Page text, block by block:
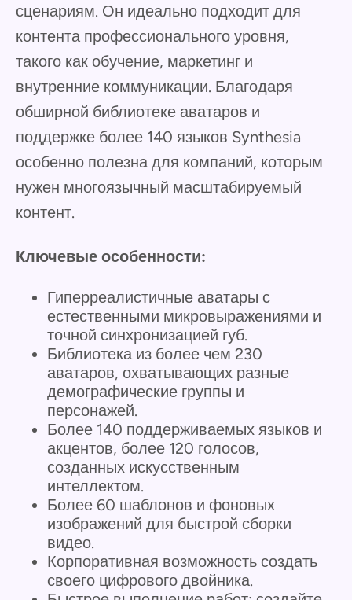
сценариям. Он идеально подходит для
контента профессионального уровня,
такого как обучение, маркетинг и
внутренние коммуникации. Благодаря
обширной библиотеке аватаров и
поддержке более 140 языков Synthesia
особенно полезна для компаний, которым
нужен многоязычный масштабируемый
контент.
Ключевые особенности:
Гиперреалистичные аватары с
естественными микровыражениями и
точной синхронизацией губ.
Библиотека из более чем 230
аватаров, охватывающих разные
демографические группы и
персонажей.
Более 140 поддерживаемых языков и
акцентов, более 120 голосов,
созданных искусственным
интеллектом.
Более 60 шаблонов и фоновых
изображений для быстрой сборки
видео.
Корпоративная возможность создать
своего цифрового двойника.